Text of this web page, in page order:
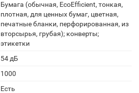
Бумага (обычная, EcoEfficient, тонкая,
плотная, для ценных бумаг, цветная,
печатные бланки, перфорированная, из
вторсырья, грубая); конверты;
этикетки
54 дБ
1000
Есть